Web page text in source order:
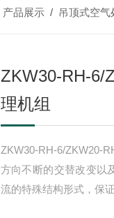
产品展示 / 吊顶式空气
ZKW30-RH-6/
理机组
ZKW30-RH-6/ZKW20-
方向不断的交替改变以
流的特殊结构形式，保